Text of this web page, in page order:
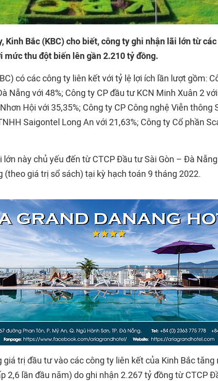
Kinh Bắc (KBC) cho biết, công ty ghi nhận lãi lớn từ
mức thu đột biến lên gần 2.210 tỷ đồng.
có các công ty liên kết với tỷ lệ lợi ích lần lượt gồm:
Nẵng với 48%; Công ty CP đầu tư KCN Minh Xuân 2
Hội với 35,35%; Công ty CP Công nghệ Viễn thông
Saigontel Long An với 21,63%; Công ty Cổ phần
lớn này chủ yếu đến từ CTCP Đầu tư Sài Gòn – Đà
(theo giá trị sổ sách) tại kỳ hạch toán 9 tháng 2022.
giá trị đầu tư vào các công ty liên kết của Kinh Bắc tăng
2,6 lần đầu năm) do ghi nhận 2.267 tỷ đồng từ CTCP